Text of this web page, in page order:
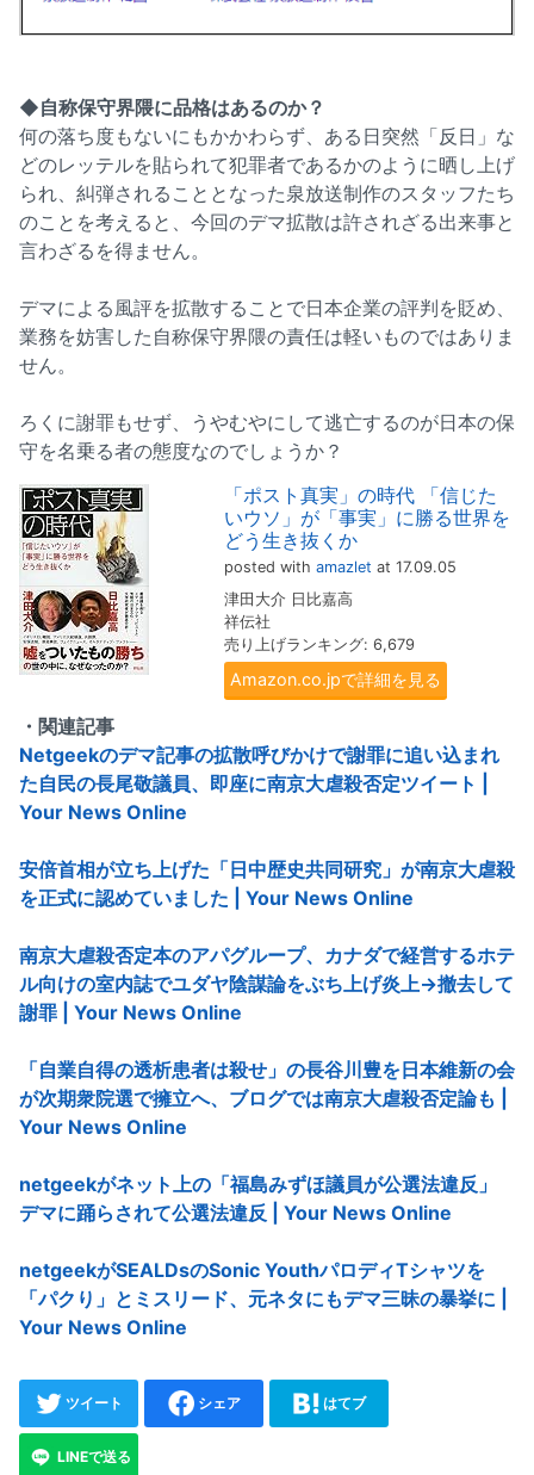
◆自称保守界隈に品格はあるのか？
何の落ち度もないにもかかわらず、ある日突然「反日」な
どのレッテルを貼られて犯罪者であるかのように晒し上げ
られ、糾弾されることとなった泉放送制作のスタッフたち
のことを考えると、今回のデマ拡散は許されざる出来事と
言わざるを得ません。
デマによる風評を拡散することで日本企業の評判を貶め、
業務を妨害した自称保守界隈の責任は軽いものではありま
せん。
ろくに謝罪もせず、うやむやにして逃亡するのが日本の保
守を名乗る者の態度なのでしょうか？
「ポスト真実」の時代 「信じた
いウソ」が「事実」に勝る世界を
どう生き抜くか
posted with amazlet at 17.09.05
津田大介 日比嘉高
祥伝社
売り上げランキング: 6,679
Amazon.co.jpで詳細を見る
・関連記事
Netgeekのデマ記事の拡散呼びかけで謝罪に追い込まれ
た自民の長尾敬議員、即座に南京大虐殺否定ツイート |
Your News Online
安倍首相が立ち上げた「日中歴史共同研究」が南京大虐殺
を正式に認めていました | Your News Online
南京大虐殺否定本のアパグループ、カナダで経営するホテ
ル向けの室内誌でユダヤ陰謀論をぶち上げ炎上→撤去して
謝罪 | Your News Online
「自業自得の透析患者は殺せ」の長谷川豊を日本維新の会
が次期衆院選で擁立へ、ブログでは南京大虐殺否定論も |
Your News Online
netgeekがネット上の「福島みずほ議員が公選法違反」
デマに踊らされて公選法違反 | Your News Online
netgeekがSEALDsのSonic YouthパロディTシャツを
「パクり」とミスリード、元ネタにもデマ三昧の暴挙に |
Your News Online
ツイート シェア はてブ
LINEで送る